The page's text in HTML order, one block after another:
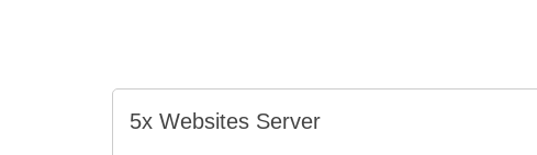
5x Websites Server